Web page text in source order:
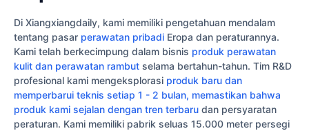
Di Xiangxiangdaily, kami memiliki pengetahuan mendalam
tentang pasar perawatan pribadi Eropa dan peraturannya.
Kami telah berkecimpung dalam bisnis produk perawatan
kulit dan perawatan rambut selama bertahun-tahun. Tim R&D
profesional kami mengeksplorasi produk baru dan
memperbarui teknis setiap 1 - 2 bulan, memastikan bahwa
produk kami sejalan dengan tren terbaru dan persyaratan
peraturan. Kami memiliki pabrik seluas 15.000 meter persegi